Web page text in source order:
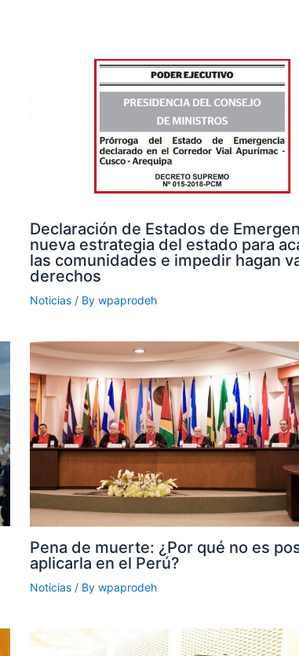
Declaración de Estados de
nueva estrategia del estado para
las comunidades e impedir hagan
derechos
Noticias/ By wpaprodeh
Pena de muerte: ¿Por qué no es
aplicarla en el Perú?
Noticias/ By wpaprodeh